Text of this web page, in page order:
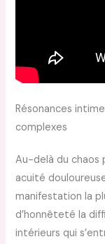
Résonances
complexes
Au-delà du chaos
acuité
manifestation la
d’honnêteté la
intérieurs qui